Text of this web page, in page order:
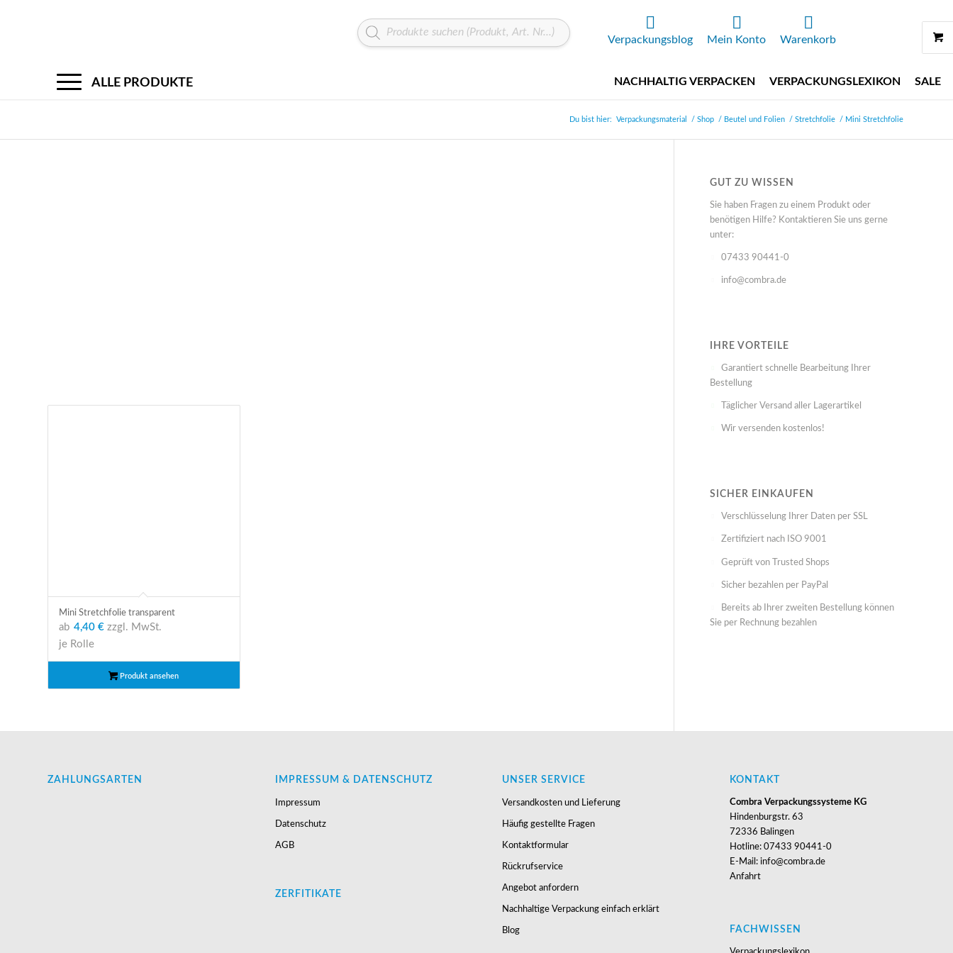
Verpackungsblog Mein Konto Warenkorb
NACHHALTIG VERPACKEN VERPACKUNGSLEXIKON SALE
Du bist hier: Verpackungsmaterial / Shop / Beutel und Folien / Stretchfolie / Mini Stretchfolie
Mini Stretchfolie transparent
ab 4,40 € zzgl. MwSt.
je Rolle
Produkt ansehen
GUT ZU WISSEN
Sie haben Fragen zu einem Produkt oder
benötigen Hilfe? Kontaktieren Sie uns gerne
unter:
07433 90441-0
info@combra.de
IHRE VORTEILE
Garantiert schnelle Bearbeitung Ihrer
Bestellung
Täglicher Versand aller Lagerartikel
Wir versenden kostenlos!
SICHER EINKAUFEN
Verschlüsselung Ihrer Daten per SSL
Zertifiziert nach ISO 9001
Geprüft von Trusted Shops
Sicher bezahlen per PayPal
Bereits ab Ihrer zweiten Bestellung können
Sie per Rechnung bezahlen
ZAHLUNGSARTEN IMPRESSUM & DATENSCHUTZ
Impressum
Datenschutz
AGB
ZERFITIKATE
UNSER SERVICE
Versandkosten und Lieferung
Häufig gestellte Fragen
Kontaktformular
Rückrufservice
Angebot anfordern
Nachhaltige Verpackung einfach erklärt
Blog
KONTAKT
Combra Verpackungssysteme KG
Hindenburgstr. 63
72336 Balingen
Hotline: 07433 90441-0
E-Mail: info@combra.de
Anfahrt
FACHWISSEN